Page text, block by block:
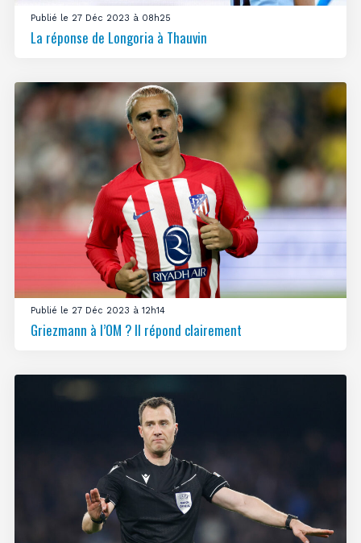
Publié le 27 Déc 2023 à 08h25
La réponse de Longoria à Thauvin
Publié le 27 Déc 2023 à 12h14
Griezmann à l’OM ? Il répond clairement